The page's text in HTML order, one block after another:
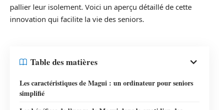
pallier leur isolement. Voici un aperçu détaillé de cette
innovation qui facilite la vie des seniors.
Table des matières
Les caractéristiques de Magui : un ordinateur pour seniors
simplifié